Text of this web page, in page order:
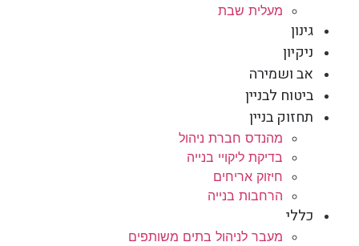
מעלית שבת
גינון
ניקיון
אב ושמירה
ביטוח לבניין
תחזוק בניין
מהנדס חברת ניהול
בדיקת ליקויי בנייה
חיזוק אריחים
הרחבות בנייה
כללי
מעבר לניהול בתים משותפים